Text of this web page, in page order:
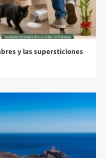
y las supersticiones